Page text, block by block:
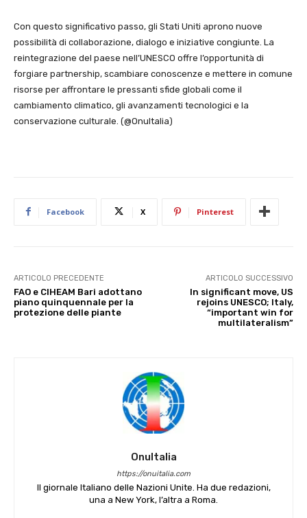
Con questo significativo passo, gli Stati Uniti aprono nuove
possibilità di collaborazione, dialogo e iniziative congiunte. La
reintegrazione del paese nell’UNESCO offre l’opportunità di
forgiare partnership, scambiare conoscenze e mettere in comune
risorse per affrontare le pressanti sfide globali come il
cambiamento climatico, gli avanzamenti tecnologici e la
conservazione culturale. (@OnuItalia)
Facebook X Pinterest
ARTICOLO PRECEDENTE
FAO e CIHEAM Bari adottano
piano quinquennale per la
protezione delle piante
ARTICOLO SUCCESSIVO
In significant move, US
rejoins UNESCO; Italy,
“important win for
multilateralism”
OnuItalia
https://onuitalia.com
Il giornale Italiano delle Nazioni Unite. Ha due redazioni,
una a New York, l’altra a Roma.